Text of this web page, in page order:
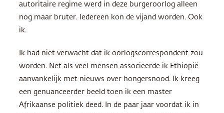
autoritaire regime werd in deze burgeroorlog alleen
nog maar bruter. Iedereen kon de vijand worden. Ook
ik.
Ik had niet verwacht dat ik oorlogscorrespondent zou
worden. Net als veel mensen associeerde ik Ethiopië
aanvankelijk met nieuws over hongersnood. Ik kreeg
een genuanceerder beeld toen ik een master
Afrikaanse politiek deed. In de paar jaar voordat ik in